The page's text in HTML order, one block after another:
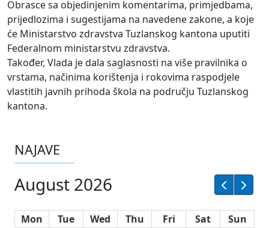
Obrasce sa objedinjenim komentarima, primjedbama,
prijedlozima i sugestijama na navedene zakone, a koje
će Ministarstvo zdravstva Tuzlanskog kantona uputiti
Federalnom ministarstvu zdravstva.
Također, Vlada je dala saglasnosti na više pravilnika o
vrstama, načinima korištenja i rokovima raspodjele
vlastitih javnih prihoda škola na području Tuzlanskog
kantona.
NAJAVE
August 2026
Mon Tue Wed Thu Fri Sat
Sun